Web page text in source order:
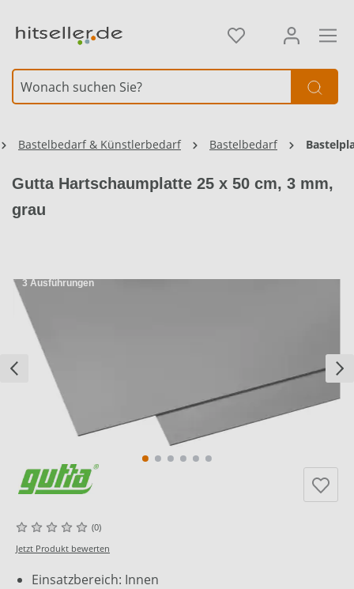
Bastelbedarf & Künstlerbedarf Bastelbedarf
Gutta Hartschaumplatte 25 x 50 cm, 3 mm,
grau
3 Ausführungen
(0)
Jetzt Produkt bewerten
Einsatzbereich: Innen